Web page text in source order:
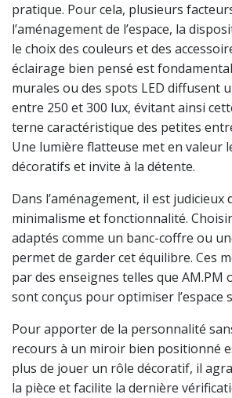
pratique. Pour cela, plusieurs
l’aménagement de l’espace, la
le choix des couleurs et des
éclairage bien pensé est
murales ou des spots LED diffusent
entre 250 et 300 lux, évitant ainsi
terne caractéristique des petites
Une lumière flatteuse met en valeur
décoratifs et invite à la détente.
Dans l’aménagement, il est judicieux
minimalisme et fonctionnalité.
adaptés comme un banc-coffre ou
permet de garder cet équilibre. Ces
par des enseignes telles que AM.PM
sont conçus pour optimiser l’espace
Pour apporter de la personnalité
recours à un miroir bien positionné
plus de jouer un rôle décoratif, il
la pièce et facilite la dernière